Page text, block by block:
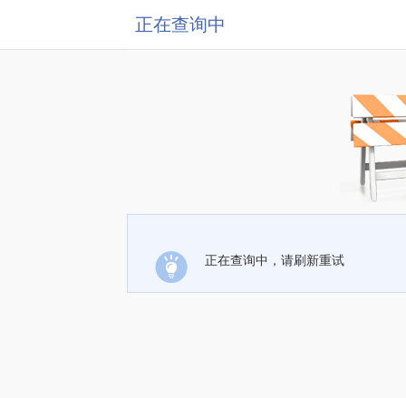
正在查询中
正在查询中，请刷新重试